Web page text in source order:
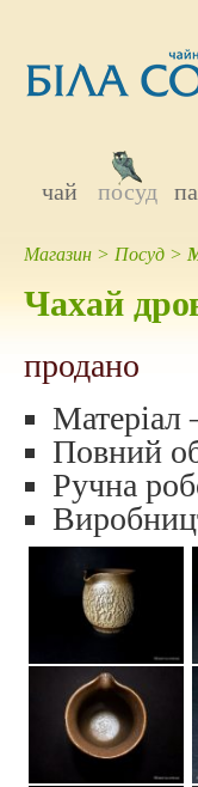
чай посуд
Магазин > Посуд >
Чахай
продано
Матеріал
Повний
Ручна